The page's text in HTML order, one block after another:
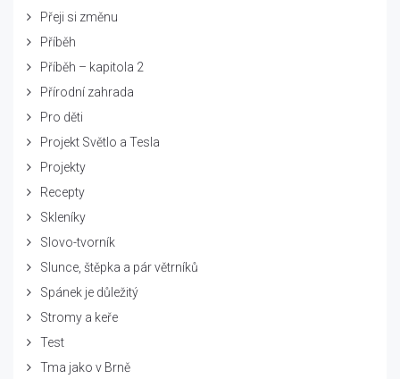
Přeji si změnu
Příběh
Příběh – kapitola 2
Přírodní zahrada
Pro děti
Projekt Světlo a Tesla
Projekty
Recepty
Skleníky
Slovo-tvorník
Slunce, štěpka a pár větrníků
Spánek je důležitý
Stromy a keře
Test
Tma jako v Brně